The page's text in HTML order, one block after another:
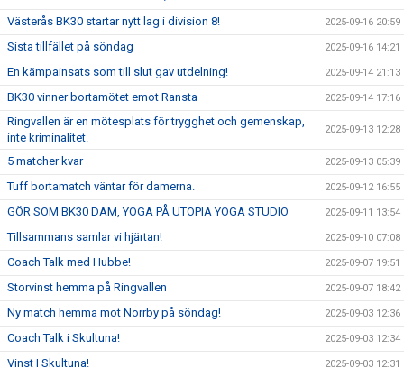
Västerås BK30 startar nytt lag i division 8! 2025-09-16 20:59
Sista tillfället på söndag 2025-09-16 14:21
En kämpainsats som till slut gav utdelning! 2025-09-14 21:13
BK30 vinner bortamötet emot Ransta 2025-09-14 17:16
Ringvallen är en mötesplats för trygghet och gemenskap,
inte kriminalitet.
2025-09-13 12:28
5 matcher kvar 2025-09-13 05:39
Tuff bortamatch väntar för damerna. 2025-09-12 16:55
GÖR SOM BK30 DAM, YOGA PÅ UTOPIA YOGA STUDIO 2025-09-11 13:54
Tillsammans samlar vi hjärtan! 2025-09-10 07:08
Coach Talk med Hubbe! 2025-09-07 19:51
Storvinst hemma på Ringvallen 2025-09-07 18:42
Ny match hemma mot Norrby på söndag! 2025-09-03 12:36
Coach Talk i Skultuna! 2025-09-03 12:34
Vinst I Skultuna! 2025-09-03 12:31